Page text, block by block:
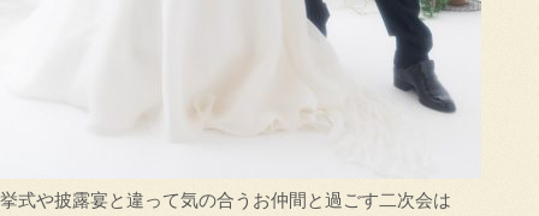
挙式や披露宴と違って気の合うお仲間と過ごす二次会は